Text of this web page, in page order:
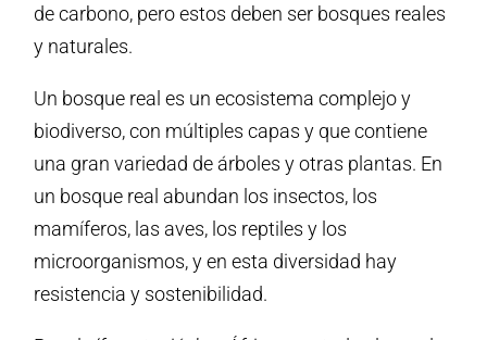
de carbono, pero estos deben ser bosques reales
y naturales.
Un bosque real es un ecosistema complejo y
biodiverso, con múltiples capas y que contiene
una gran variedad de árboles y otras plantas. En
un bosque real abundan los insectos, los
mamíferos, las aves, los reptiles y los
microorganismos, y en esta diversidad hay
resistencia y sostenibilidad.